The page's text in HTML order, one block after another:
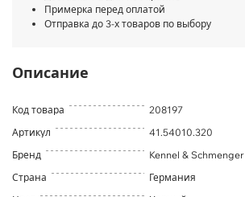
Примерка перед оплатой
Отправка до 3-х товаров по выбору
Описание
Код товара
208197
Артикул
41.54010.320
Бренд
Kennel & Schmenger
Страна
Германия